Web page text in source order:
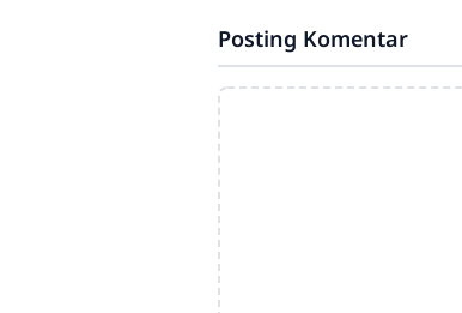
Posting Komentar